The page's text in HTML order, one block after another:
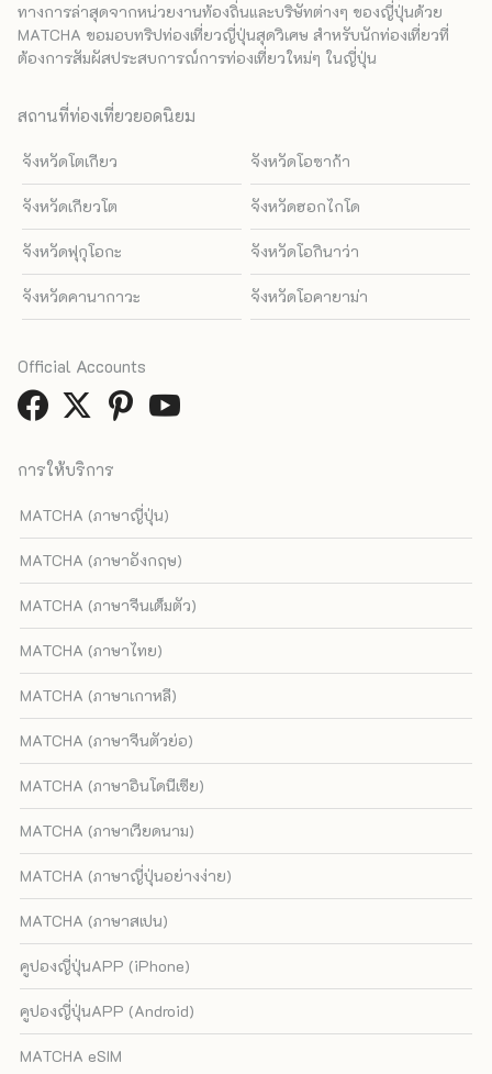
ทางการล่าสุดจากหน่วยงานท้องถิ่นและบริษัทต่างๆ ของญี่ปุ่นด้วย
MATCHA ขอมอบทริปท่องเที่ยวญี่ปุ่นสุดวิเศษ สำหรับนักท่องเที่ยวที่
ต้องการสัมผัสประสบการณ์การท่องเที่ยวใหม่ๆ ในญี่ปุ่น
สถานที่ท่องเที่ยวยอดนิยม
จังหวัดโตเกียว จังหวัดโอซาก้า
จังหวัดเกียวโต จังหวัดฮอกไกโด
จังหวัดฟุกุโอกะ จังหวัดโอกินาว่า
จังหวัดคานากาวะ จังหวัดโอคายาม่า
การให้บริการ
MATCHA (ภาษาญี่ปุ่น)
MATCHA (ภาษาอังกฤษ)
MATCHA (ภาษาจีนเต็มตัว)
MATCHA (ภาษาไทย)
MATCHA (ภาษาเกาหลี)
MATCHA (ภาษาจีนตัวย่อ)
MATCHA (ภาษาอินโดนีเซีย)
MATCHA (ภาษาเวียดนาม)
MATCHA (ภาษาญี่ปุ่นอย่างง่าย)
MATCHA (ภาษาสเปน)
คูปองญี่ปุ่นAPP (iPhone)
คูปองญี่ปุ่นAPP (Android)
MATCHA eSIM
Official Accounts